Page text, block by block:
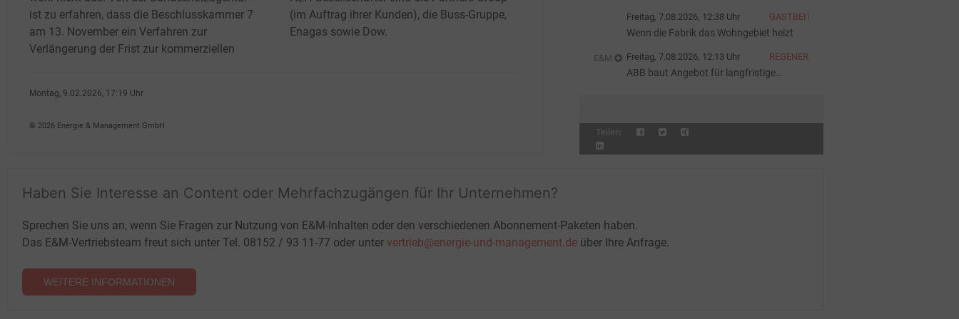
ist zu erfahren, dass die Beschlusskammer 7
am 13. November ein Verfahren zur
Verlängerung der Frist zur kommerziellen
(im Auftrag ihrer Kunden), die Buss-Gruppe,
Enagas sowie Dow.
Montag, 9.02.2026, 17:19 Uhr
© 2026 Energie & Management GmbH
Freitag, 7.08.2026, 12:38 Uhr GASTBEITRAG
Wenn die Fabrik das Wohngebiet heizt
E&M Freitag, 7.08.2026, 12:13 Uhr REGENERATIVE
ABB baut Angebot für langfristige
Teilen:
Haben Sie Interesse an Content oder Mehrfachzugängen für Ihr Unternehmen?
Sprechen Sie uns an, wenn Sie Fragen zur Nutzung von E&M-Inhalten oder den verschiedenen Abonnement-Paketen haben.
Das E&M-Vertriebsteam freut sich unter Tel. 08152 / 93 11-77 oder unter vertrieb@energie-und-management.de über Ihre Anfrage.
WEITERE INFORMATIONEN